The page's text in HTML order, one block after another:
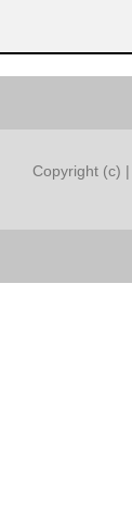
Copyright (c) |